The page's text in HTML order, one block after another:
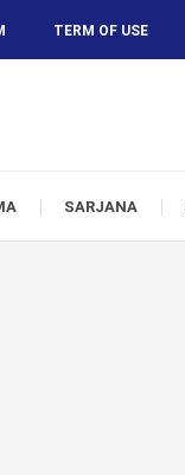
TERM OF USE
SARJANA